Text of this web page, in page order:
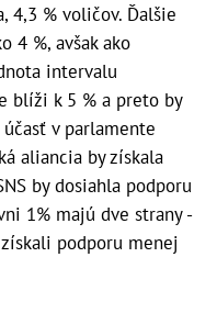
4,3 % voličov. Ďalšie
4 %, avšak ako
intervalu
blíži k 5 % a preto by
v parlamente
aliancia by získala
by dosiahla podporu
1% majú dve strany -
podporu menej